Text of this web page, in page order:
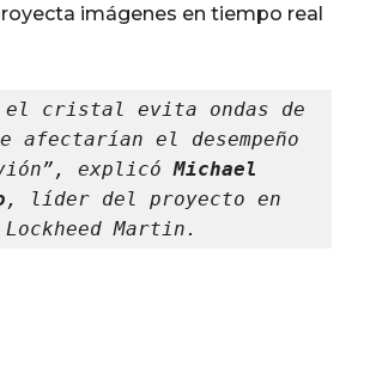
imágenes en tiempo real
el cristal evita ondas de
afectarían el desempeño
explicó Michael
, líder del proyecto en
Lockheed Martin.